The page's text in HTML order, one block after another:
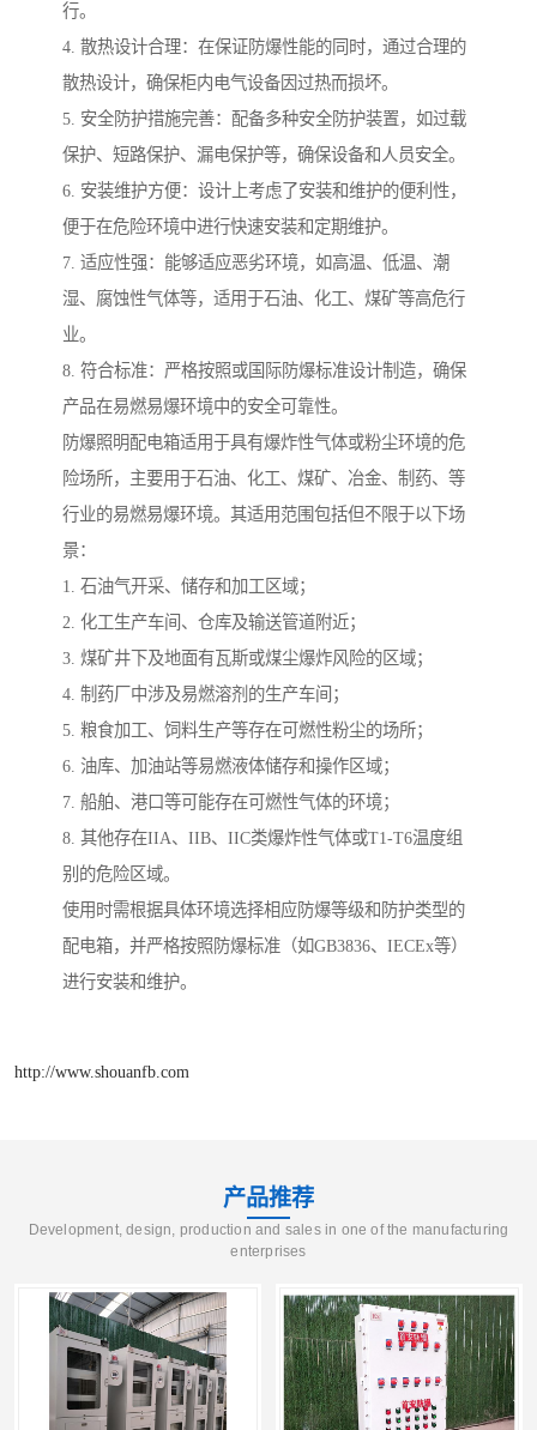
行。
4. 散热设计合理：在保证防爆性能的同时，通过合理的
散热设计，确保柜内电气设备因过热而损坏。
5. 安全防护措施完善：配备多种安全防护装置，如过载
保护、短路保护、漏电保护等，确保设备和人员安全。
6. 安装维护方便：设计上考虑了安装和维护的便利性，
便于在危险环境中进行快速安装和定期维护。
7. 适应性强：能够适应恶劣环境，如高温、低温、潮
湿、腐蚀性气体等，适用于石油、化工、煤矿等高危行
业。
8. 符合标准：严格按照或国际防爆标准设计制造，确保
产品在易燃易爆环境中的安全可靠性。
防爆照明配电箱适用于具有爆炸性气体或粉尘环境的危
险场所，主要用于石油、化工、煤矿、冶金、制药、等
行业的易燃易爆环境。其适用范围包括但不限于以下场
景：
1. 石油气开采、储存和加工区域；
2. 化工生产车间、仓库及输送管道附近；
3. 煤矿井下及地面有瓦斯或煤尘爆炸风险的区域；
4. 制药厂中涉及易燃溶剂的生产车间；
5. 粮食加工、饲料生产等存在可燃性粉尘的场所；
6. 油库、加油站等易燃液体储存和操作区域；
7. 船舶、港口等可能存在可燃性气体的环境；
8. 其他存在IIA、IIB、IIC类爆炸性气体或T1-T6温度组
别的危险区域。
使用时需根据具体环境选择相应防爆等级和防护类型的
配电箱，并严格按照防爆标准（如GB3836、IECEx等）
进行安装和维护。
http://www.shouanfb.com
产品推荐
Development, design, production and sales in one of the manufacturing
enterprises